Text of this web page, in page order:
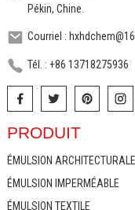
Pékin, Chine.
Courriel :
Tél. : +86 13718275936
PRODUIT
ÉMULSION ARCHITECTURALE
ÉMULSION IMPERMÉABLE
ÉMULSION TEXTILE